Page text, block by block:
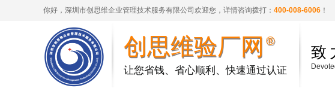
你好，深圳市创思维企业管理技术服务有限公司欢迎您，详情咨询拨打： 400-008-6006 ！
创思维验厂网 ®
让您省钱、省心顺利、快速通过认证
致